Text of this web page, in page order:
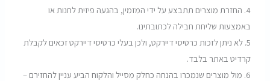
4. החזרת מוצרים תתבצע על ידי המזמין, בהגעה פיזית לחנות או
באמצעות שליחת חבילה לכתובתינו.
5. לא ניתן לזכות כרטיסי דיירקט, ולכן בעלי כרטיסי דיירקט זכאים לקבלת
קרדיט באתר בלבד.
6. מול מוצרים שנמכרו בהנחה כחלק מסייל והלקוח הביע עניין להחזירם –